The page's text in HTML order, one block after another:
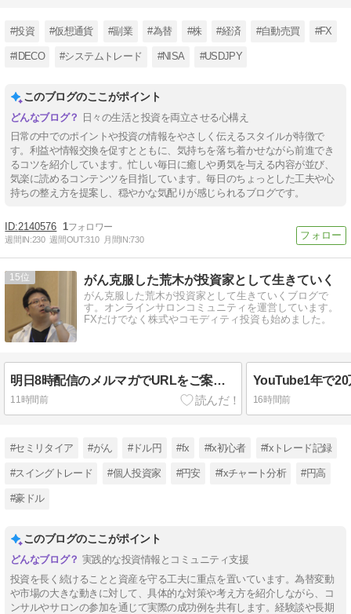
#投資 #仮想通貨 #副業 #為替 #株 #経済 #自動売買 #FX
#IDECO #システムトレード #NISA #USDJPY
このブログのここがポイント
日々の生活と投資を両立させる心構え
日常の中でのポイントや投資の情報をやさしく伝えるスタイルが特徴で
す。利益や情報交換を促すとともに、気持ちを落ち着かせながら前進でき
るコツを紹介しています。忙しい毎日に癒しや勇気を与える内容が並び、
気楽に読めるコンテンツを目指しています。毎日のちょっとした工夫や心
持ちの整え方を提案し、穏やかな気配りが感じられるブログです。
2140576 1
週間IN:230 週間OUT:310 月間IN:730
15 がん克服した荒木が投資家として生きていく
がん克服した荒木が投資家として生きていくブログで
す。オンラインサロンコミュニティを運営しています。
FXだけでなく株式やコモディティ投資も始めました。
明日8時配信のメルマガでURLをご案内します。
11時間前 16時間前
#セミリタイア #がん #ドル円 #fx #fx初心者 #fxトレード記録
#スイングトレード #個人投資家 #円安 #fxチャート分析 #円高
#豪ドル
このブログのここがポイント
実践的な投資情報とコミュニティ支援
投資を長く続けることと資産を守る工夫に重点を置いています。為替変動
や市場の大きな動きに対して、具体的な対策や考え方を紹介しながら、コ
ンサルやサロンの参加を通じて実際の成功例を共有します。経験談や長期